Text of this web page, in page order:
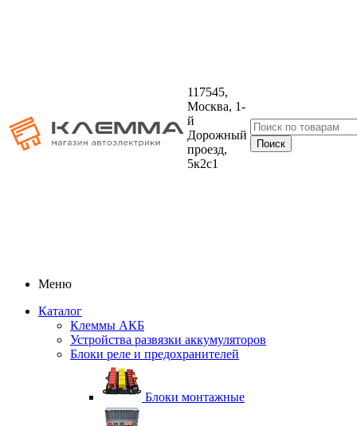
117545,
Москва, 1-
й
Дорожный
проезд,
5к2с1
Меню
Каталог
Клеммы АКБ
Устройства развязки аккумуляторов
Блоки реле и предохранителей
Блоки монтажные